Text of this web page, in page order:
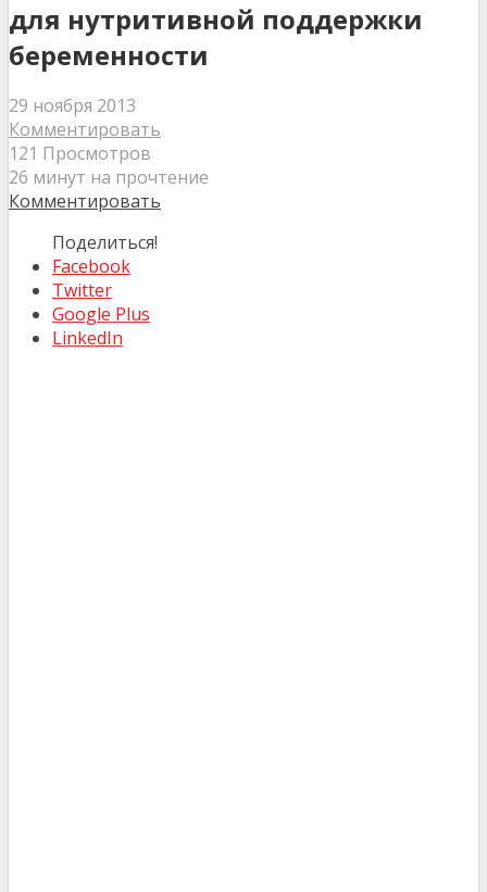
для нутритивной поддержки
беременности
29 ноября 2013
Комментировать
121 Просмотров
26 минут на прочтение
Комментировать
Поделиться!
Facebook
Twitter
Google Plus
LinkedIn